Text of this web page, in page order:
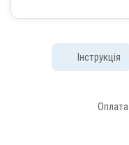
Інструкція
Оплата